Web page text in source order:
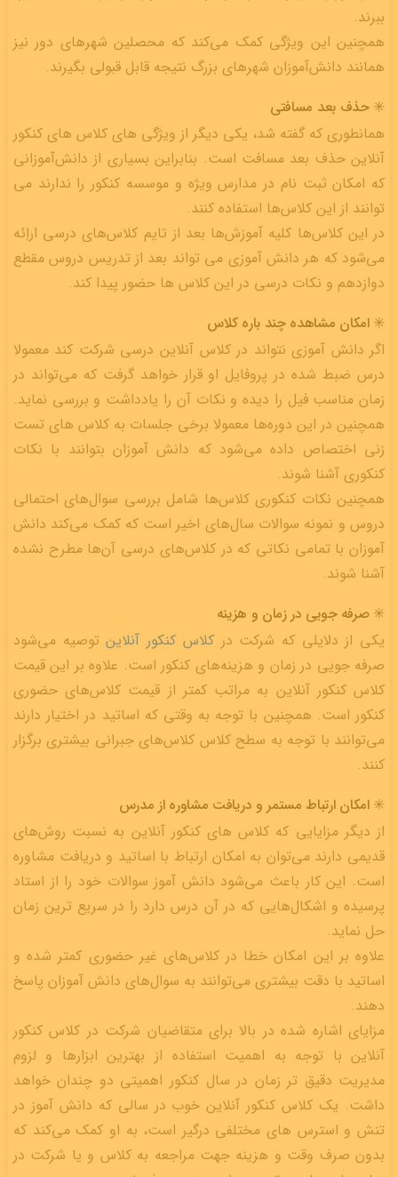
ببرند.
همچنین این ویژگی کمک می‌کند که محصلین شهرهای دور نیز
همانند دانش‌آموزان شهرهای بزرگ نتیجه قابل قبولی بگیرند.
✳️ حذف بعد مسافتی
همانطوری که گفته شد، یکی دیگر از ویژگی های کلاس های کنکور
آنلاین حذف بعد مسافت است. بنابراین بسیاری از دانش‌آموزانی
که امکان ثبت نام در مدارس ویژه و موسسه‌ کنکور را ندارند می
توانند از این کلاس‌ها استفاده کنند.
در این کلاس‌ها کلیه آموزش‌ها بعد از تایم کلاس‌های درسی اراِئه
می‌شود که هر دانش آموزی می تواند بعد از تدریس دروس مقطع
دوازدهم و نکات درسی در این کلاس ها حضور پیدا کند.
✳️ امکان مشاهده چند باره کلاس
اگر دانش آموزی نتواند در کلاس آنلاین درسی شرکت کند معمولا
درس ضبط شده در پروفایل او قرار خواهد گرفت که می‌تواند در
زمان مناسب فیل را دیده و نکات آن را یادداشت و بررسی نماید.
همچنین در این دوره‌ها معمولا برخی جلسات به کلاس های تست
زنی اختصاص داده می‌شود که دانش آموزان بتوانند با نکات
کنکوری آشنا شوند.
همچنین نکات کنکوری کلاس‌ها شامل بررسی سوال‌های احتمالی
دروس و نمونه سوالات سال‌های اخیر است که کمک می‌کند دانش
آموزان با تمامی نکاتی که در کلاس‌های درسی آن‌ها مطرح نشده
آشنا شوند.
✳️ صرفه جویی در زمان و هزینه
یکی از دلایلی که شرکت درکلاس کنکور آنلاینتوصیه می‌شود
صرفه جویی در زمان و هزینه‌های کنکور است. علاوه بر این قیمت
کلاس کنکور آنلاین به مراتب کمتر از قیمت کلاس‌های حضوری
کنکور است. همچنین با توجه به وقتی که اساتید در اختیار دارند
می‌توانند با توجه به سطح کلاس کلاس‌های جبرانی بیشتری برگزار
کنند.
✳️ امکان ارتباط مستمر و دریافت مشاوره از مدرس
از دیگر مزایایی که کلاس های کنکور آنلاین به نسبت روش‌های
قدیمی دارند می‌توان به امکان ارتباط با اساتید و دریافت مشاوره
است. این کار باعث می‌شود دانش آموز سوالات خود را از استاد
پرسیده و اشکال‌هایی که در آن درس دارد را در سریع ترین زمان
حل نماید.
علاوه بر این امکان خطا در کلاس‌های غیر حضوری کمتر شده و
اساتید با دقت بیشتری می‌توانند به سوال‌های دانش آموزان پاسخ
دهند.
مزایای اشاره شده در بالا برای متقاضیان شرکت در کلاس کنکور
آنلاین با توجه به اهمیت استفاده از بهترین ابزارها و لزوم
مدیریت دقیق تر زمان در سال کنکور اهمیتی دو چندان خواهد
داشت. یک کلاس کنکور آنلاین خوب در سالی که دانش آموز در
تنش و استرس های مختلفی درگیر است، به او کمک می‌کند که
بدون صرف وقت و هزینه جهت مراجعه به کلاس و یا شرکت در